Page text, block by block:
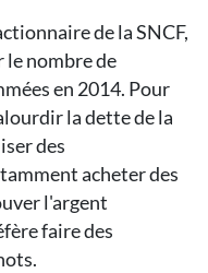
de la SNCF,
nombre de
en 2014. Pour
la dette de la
des
acheter des
l'argent
faire des